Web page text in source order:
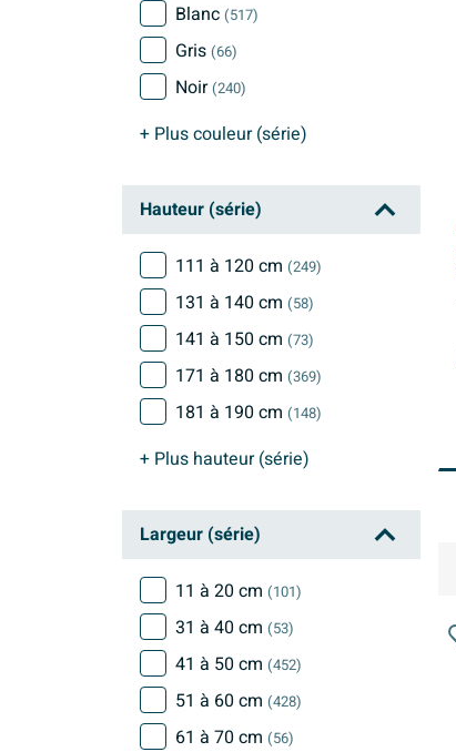
Blanc (517)
Gris (66)
Noir(240)
+ Pluscouleur (série)
Hauteur (série)
111 à 120 cm (249)
131 à 140 cm (58)
141 à 150 cm (73)
171 à 180 cm (369)
181 à 190 cm (148)
+ Plus hauteur (série)
Largeur (série)
11 à 20 cm (101)
31 à 40 cm (53)
41 à 50 cm (452)
51 à 60 cm (428)
61 à 70 cm (56)